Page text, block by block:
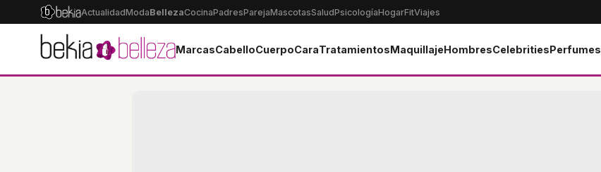
ActualidadModaBellezaCocinaPadresParejaMascotasSaludPsicologíaHogarFitViajes
MarcasCabelloCuerpoCaraTratamientosMaquillajeHombresCelebritiesPerfumes